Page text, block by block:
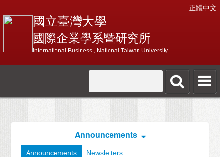
正體中文
國立臺灣大學
國際企業學系暨研究所
International Business , National Taiwan University
Announcements
Announcements Newsletters